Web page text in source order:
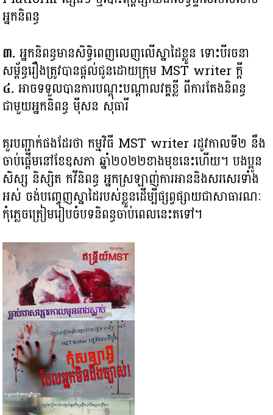
អ្នកនិពន្ធ
៣. អ្នកនិពន្ធមាន​សិទ្ធិពេញលេញលើស្នាដៃខ្លួន ទោះបី​រចនា
សម្ព័ន្ធរឿងត្រូវ​បានផ្តល់ជូនដោយក្រុម MST writer ក្ដី
៤. អាចទទួលបានការបណ្ដុះបណ្ដាលវគ្គខ្លី ពីការតែងនិពន្ធ
ជាមួយអ្នកនិពន្ធ ម៉ីសន សុធារី
គួរបញ្ជាក់ផងដែរថា កម្មវិធី MST writer រដូវកាលទី២ នឹង
ចាប់ផ្ដើមនៅខែឧសភា ឆ្នាំ២០២២ខាងមុខនេះហើយ។ បងប្អូន
សិស្ស និស្សិត កវីនិពន្ធ អ្នកស្រឡាញ់ការអាននិងសរសេរទាំង
អស់ ចង់បញ្ចេញស្នាដៃរបស់ខ្លួនដើម្បីផ្សព្វផ្សាយជាសាធារណៈ
កុំភ្លេចត្រៀមរៀបចំបទនិពន្ធចាប់ពេលនេះតទៅ។